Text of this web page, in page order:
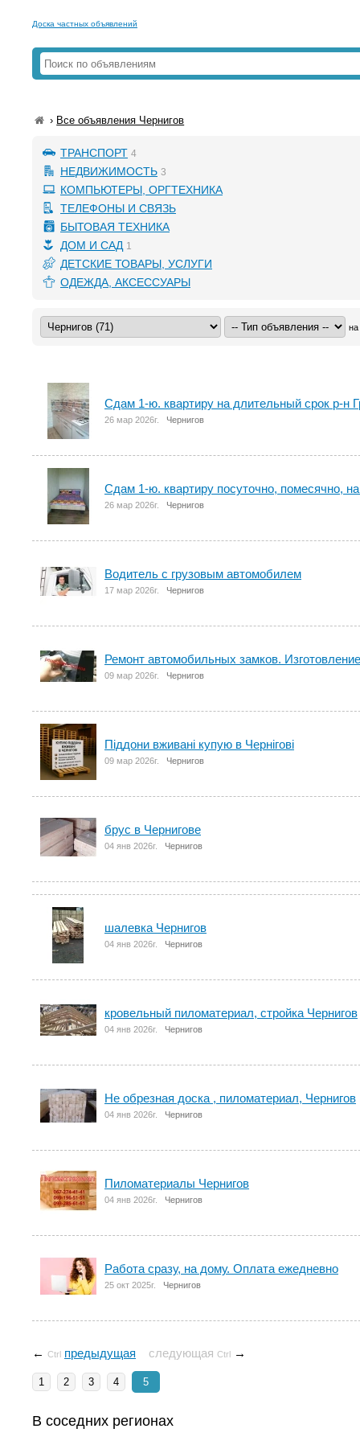
Доска частных объявлений
› Все объявления Чернигов
ТРАНСПОРТ 4
НЕДВИЖИМОСТЬ 3
КОМПЬЮТЕРЫ, ОРГТЕХНИКА
ТЕЛЕФОНЫ И СВЯЗЬ
БЫТОВАЯ ТЕХНИКА
ДОМ И САД 1
ДЕТСКИЕ ТОВАРЫ, УСЛУГИ
ОДЕЖДА, АКСЕССУАРЫ
на
Сдам 1-ю. квартиру на длительный срок р-н
26 мар 2026г. Чернигов
Сдам 1-ю. квартиру посуточно, помесячно,
26 мар 2026г. Чернигов
Водитель с грузовым автомобилем
17 мар 2026г. Чернигов
Ремонт автомобильных замков.
09 мар 2026г. Чернигов
Піддони вживані купую в Чернігові
09 мар 2026г. Чернигов
брус в Чернигове
04 янв 2026г. Чернигов
шалевка Чернигов
04 янв 2026г. Чернигов
кровельный пиломатериал, стройка Чернигов
04 янв 2026г. Чернигов
Не обрезная доска , пиломатериал, Чернигов
04 янв 2026г. Чернигов
Пиломатериалы Чернигов
04 янв 2026г. Чернигов
Работа сразу, на дому. Оплата ежедневно
25 окт 2025г. Чернигов
← Ctrl предыдущая следующая Ctrl →
1 2 3 4 5
В соседних регионах